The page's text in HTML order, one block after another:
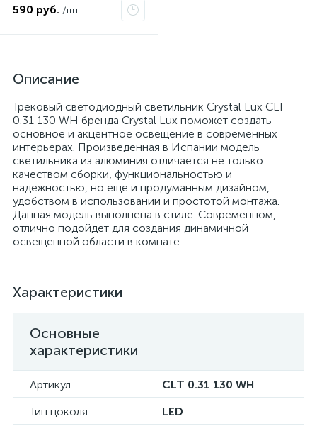
590 руб. /шт
Описание
Трековый светодиодный светильник Crystal Lux CLT
0.31 130 WH бренда Crystal Lux поможет создать
основное и акцентное освещение в современных
интерьерах. Произведенная в Испании модель
светильника из алюминия отличается не только
качеством сборки, функциональностью и
надежностью, но еще и продуманным дизайном,
удобством в использовании и простотой монтажа.
Данная модель выполнена в стиле: Современном,
отлично подойдет для создания динамичной
освещенной области в комнате.
Характеристики
Основные
характеристики
Артикул
CLT 0.31 130 WH
Тип цоколя
LED